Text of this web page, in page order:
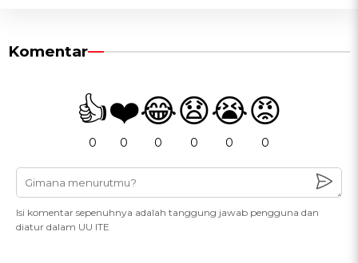
Komentar
👍
0
❤️
0
😂
0
😧
0
😭
0
😡
0
Isi komentar sepenuhnya adalah tanggung jawab pengguna dan
diatur dalam UU ITE